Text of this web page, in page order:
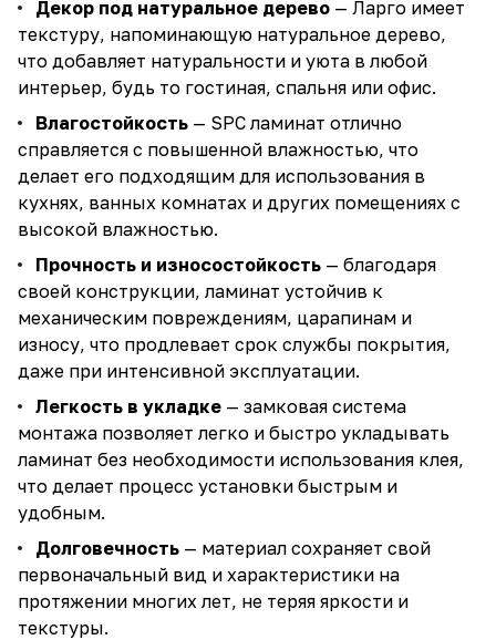
Декор под натуральное дерево — Ларго имеет
текстуру, напоминающую натуральное дерево,
что добавляет натуральности и уюта в любой
интерьер, будь то гостиная, спальня или офис.
Влагостойкость — SPC ламинат отлично
справляется с повышенной влажностью, что
делает его подходящим для использования в
кухнях, ванных комнатах и других помещениях с
высокой влажностью.
Прочность и износостойкость — благодаря
своей конструкции, ламинат устойчив к
механическим повреждениям, царапинам и
износу, что продлевает срок службы покрытия,
даже при интенсивной эксплуатации.
Легкость в укладке — замковая система
монтажа позволяет легко и быстро укладывать
ламинат без необходимости использования клея,
что делает процесс установки быстрым и
удобным.
Долговечность — материал сохраняет свой
первоначальный вид и характеристики на
протяжении многих лет, не теряя яркости и
текстуры.